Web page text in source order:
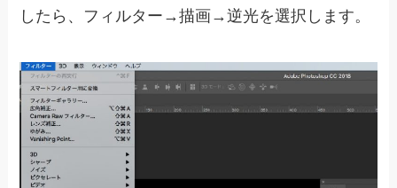
したら、フィルター→描画→逆光を選択します。